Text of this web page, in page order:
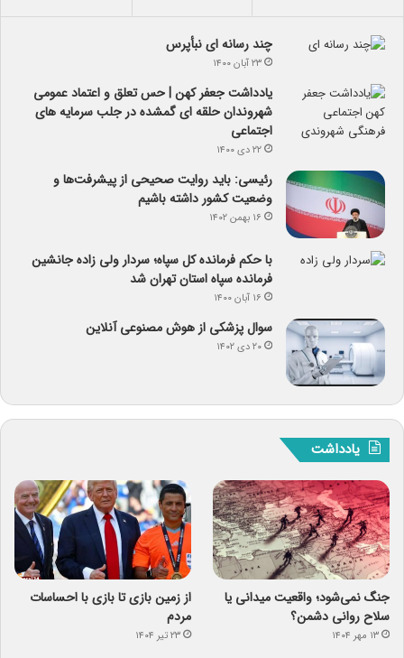
چند رسانه ای نبأپرس
۲۳ آبان ۱۴۰۰
یادداشت جعفر کهن | حس تعلق و اعتماد عمومی
شهروندان حلقه ای گمشده در جلب سرمایه های
اجتماعی
۲۲ دی ۱۴۰۰
رئیسی: باید روایت صحیحی از پیشرفت‌ها و
وضعیت کشور داشته باشیم
۱۶ بهمن ۱۴۰۲
با حکم فرمانده کل سپاه؛ سردار ولی زاده جانشین
فرمانده سپاه استان تهران شد
۱۶ آبان ۱۴۰۰
سوال پزشکی از هوش مصنوعی آنلاین
۲۰ دی ۱۴۰۲
یادداشت
جنگ نمی‌شود؛ واقعیت میدانی یا
سلاح روانی دشمن؟
۱۳ مهر ۱۴۰۴
از زمین بازی تا بازی با احساسات
مردم
۲۳ تیر ۱۴۰۴